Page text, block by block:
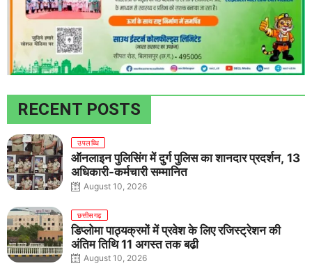
RECENT POSTS
उपलब्धि
ऑनलाइन पुलिसिंग में दुर्ग पुलिस का शानदार प्रदर्शन, 13
अधिकारी-कर्मचारी सम्मानित
August 10, 2026
छत्तीसगढ़
डिप्लोमा पाठ्यक्रमों में प्रवेश के लिए रजिस्ट्रेशन की
अंतिम तिथि 11 अगस्त तक बढ़ी
August 10, 2026